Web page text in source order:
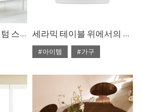
두닷 ‘콰트로 에어 퀀텀 스퀘어 페닉스 소파 테이블 세라믹 테이블 위에서의 만찬
#아이템
#가구
#테이블